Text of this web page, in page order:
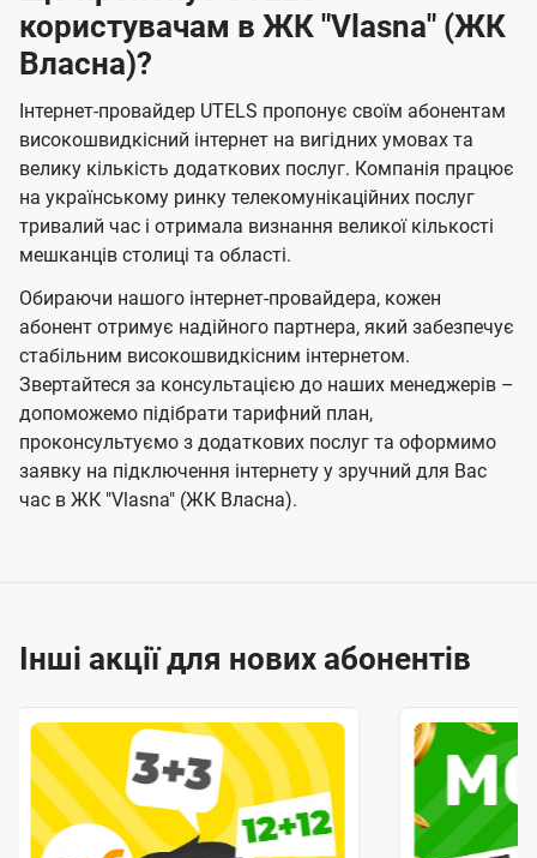
користувачам в ЖК "Vlasna" (ЖК
Власна)?
Інтернет-провайдер UTELS пропонує своїм абонентам
високошвидкісний інтернет на вигідних умовах та
велику кількість додаткових послуг. Компанія працює
на українському ринку телекомунікаційних послуг
тривалий час і отримала визнання великої кількості
мешканців столиці та області.
Обираючи нашого інтернет-провайдера, кожен
абонент отримує надійного партнера, який забезпечує
стабільним високошвидкісним інтернетом.
Звертайтеся за консультацією до наших менеджерів –
допоможемо підібрати тарифний план,
проконсультуємо з додаткових послуг та оформимо
заявку на підключення інтернету у зручний для Вас
час в ЖК "Vlasna" (ЖК Власна).
Інші акції для нових абонентів